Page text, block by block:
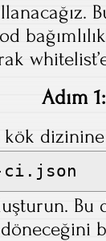
Adım
kök
Bu
döneceğini